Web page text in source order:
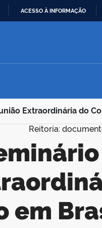
ACESSO À INFORMAÇÃO
Extraordinária do
Reitoria:
em